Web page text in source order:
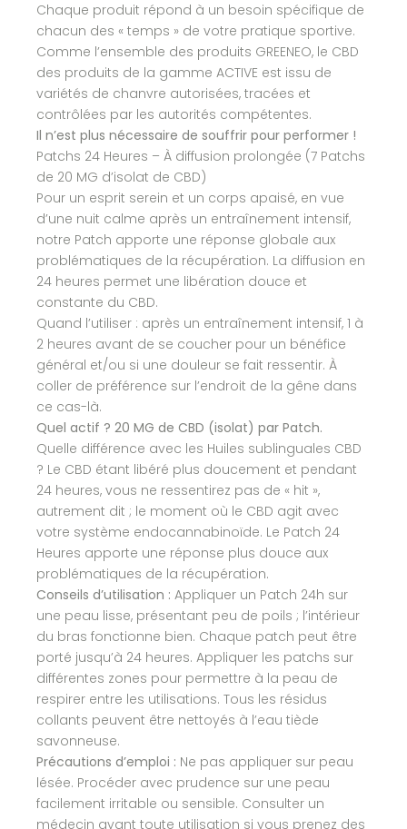
Chaque produit répond à un besoin spécifique de
chacun des « temps » de votre pratique sportive.
Comme l’ensemble des produits GREENEO, le CBD
des produits de la gamme ACTIVE est issu de
variétés de chanvre autorisées, tracées et
contrôlées par les autorités compétentes.
Il n’est plus nécessaire de souffrir pour performer !
Patchs 24 Heures – À diffusion prolongée (7 Patchs
de 20 MG d’isolat de CBD)
Pour un esprit serein et un corps apaisé, en vue
d’une nuit calme après un entraînement intensif,
notre Patch apporte une réponse globale aux
problématiques de la récupération. La diffusion en
24 heures permet une libération douce et
constante du CBD.
Quand l’utiliser : après un entraînement intensif, 1 à
2 heures avant de se coucher pour un bénéfice
général et/ou si une douleur se fait ressentir. À
coller de préférence sur l’endroit de la gêne dans
ce cas-là.
Quel actif ? 20 MG de CBD (isolat) par Patch.
Quelle différence avec les Huiles sublinguales CBD
? Le CBD étant libéré plus doucement et pendant
24 heures, vous ne ressentirez pas de « hit »,
autrement dit ; le moment où le CBD agit avec
votre système endocannabinoïde. Le Patch 24
Heures apporte une réponse plus douce aux
problématiques de la récupération.
Conseils d’utilisation : Appliquer un Patch 24h sur
une peau lisse, présentant peu de poils ; l’intérieur
du bras fonctionne bien. Chaque patch peut être
porté jusqu’à 24 heures. Appliquer les patchs sur
différentes zones pour permettre à la peau de
respirer entre les utilisations. Tous les résidus
collants peuvent être nettoyés à l’eau tiède
savonneuse.
Précautions d’emploi : Ne pas appliquer sur peau
lésée. Procéder avec prudence sur une peau
facilement irritable ou sensible. Consulter un
médecin avant toute utilisation si vous prenez des